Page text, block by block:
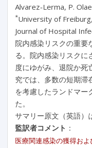
Alvarez-Lerma, P.
*University of
Journal of Hospital
院内感染リスクの重要
る。院内感染リスクに
度にゆがみ、退院か死
究では、多数の短期滞
を考慮したランドマー
た。
サマリー原文（英語）
監訳者コメント ：
医療関連感染の獲得お